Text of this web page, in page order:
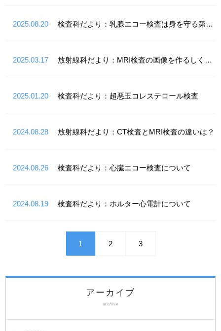
2025.08.20 検査科だより：乳腺エコー検査は身を守る第一歩
2025.03.17 放射線科だより：MRI検査の画像を作るしくみは？
2025.01.20 検査科だより：超悪玉コレステロール検査
2024.08.28 放射線科だより：CT検査とMRI検査の違いは？
2024.08.26 検査科だより：心臓エコー検査について
2024.08.19 検査科だより：ホルター心電計について
1 2 3
アーカイブ
archive